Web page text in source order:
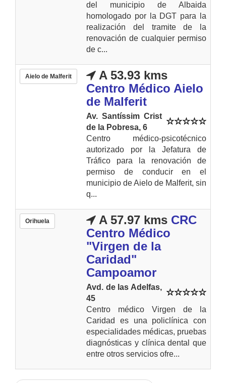
del municipio de Albaida
homologado por la DGT para la
realización del tramite de la
renovación de cualquier permiso
de c...
Aielo de Malferit
A 53.93 kms
Centro Médico Aielo
de Malferit
Av. Santíssim Crist
de la Pobresa, 6
Centro médico-psicotécnico
autorizado por la Jefatura de
Tráfico para la renovación de
permiso de conducir en el
municipio de Aielo de Malferit, sin
q...
Orihuela A 57.97 kms CRC
Centro Médico
"Virgen de la
Caridad"
Campoamor
Avd. de las Adelfas,
45
Centro médico Virgen de la
Caridad es una policlínica con
especialidades médicas, pruebas
diagnósticas y clínica dental que
entre otros servicios ofre...